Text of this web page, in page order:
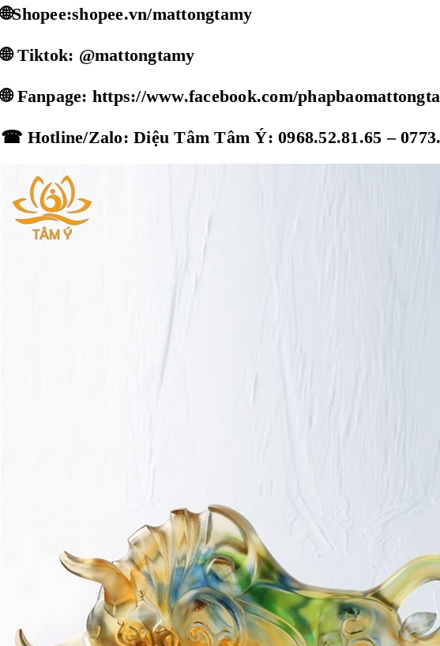
🌐Shopee:shopee.vn/mattongtamy
🌐 Tiktok: @mattongtamy
🌐 Fanpage: https://www.facebook.com/
☎ Hotline/Zalo: Diệu Tâm Tâm Ý: 0968.52.81.65 –